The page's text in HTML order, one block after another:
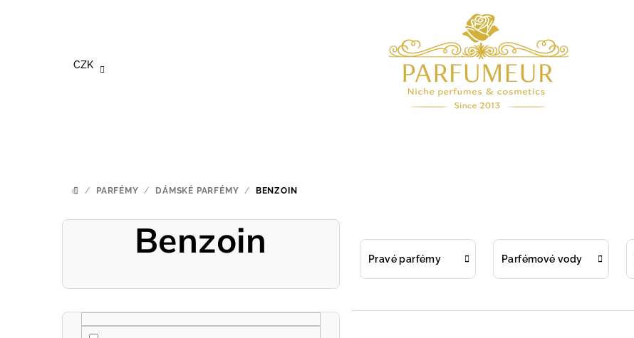
CZK
DOMŮ
/ PARFÉMY / DÁMSKÉ PARFÉMY / BENZOIN
Benzoin
P
Pravé parfémy Parfémové vody